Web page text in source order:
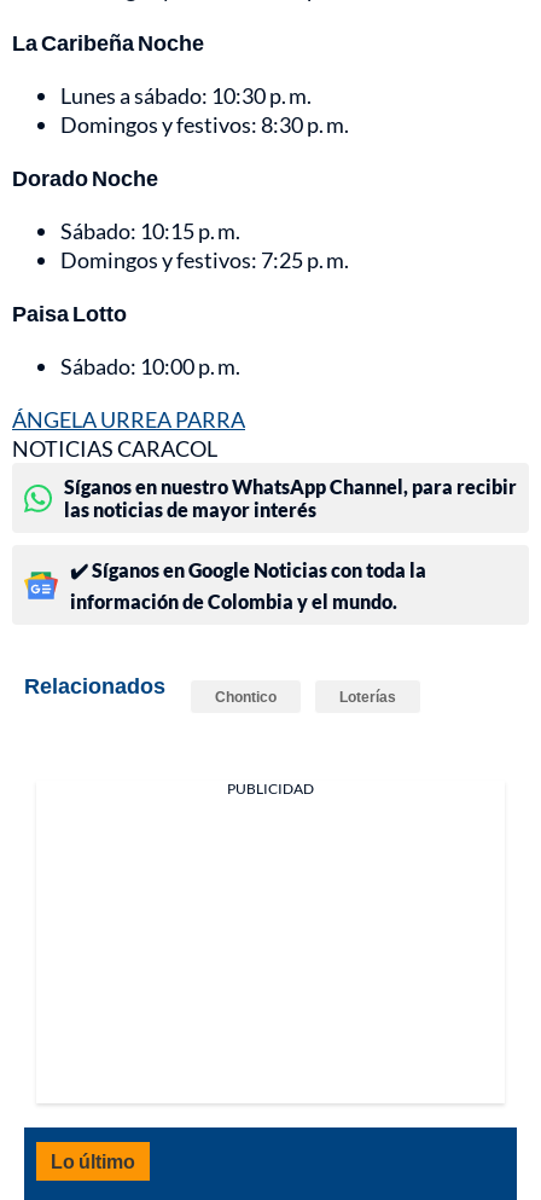
La Caribeña Noche
Lunes a sábado: 10:30 p. m.
Domingos y festivos: 8:30 p. m.
Dorado Noche
Sábado: 10:15 p. m.
Domingos y festivos: 7:25 p. m.
Paisa Lotto
Sábado: 10:00 p. m.
ÁNGELA URREA PARRA
NOTICIAS CARACOL
Síganos en nuestro WhatsApp Channel, para recibir
las noticias de mayor interés
✔️ Síganos en Google Noticias con toda la
información de Colombia y el mundo.
Relacionados Chontico Loterías
PUBLICIDAD
Lo último